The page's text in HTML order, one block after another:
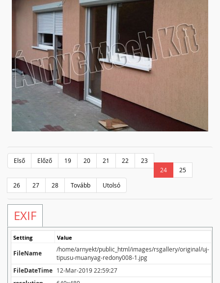
Első Előző 19 20 21 22
23
24
25
26
27 28 Tovább Utolsó
EXIF
Setting Value
FileName
/home/arnyekt/public_html/images/rsgallery/original/uj-
tipusu-muanyag-redony008-1.jpg
FileDateTime 12-Mar-2019 22:59:27